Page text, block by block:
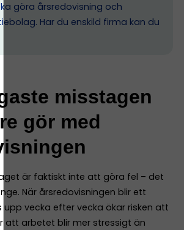
göra årsredovisning och
Har du enskild firma kan du
misstagen
gör med
är faktiskt inte att göra fel – det
När årsredovisningen blir ett
upp vecka efter vecka ökar risken att
att arbetet blir mer stressigt än